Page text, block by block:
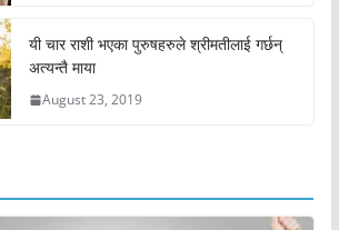
यी चार राशी भएका पुरुषहरुले श्रीमतीलाई गर्छन्
अत्यन्तै माया
August 23, 2019